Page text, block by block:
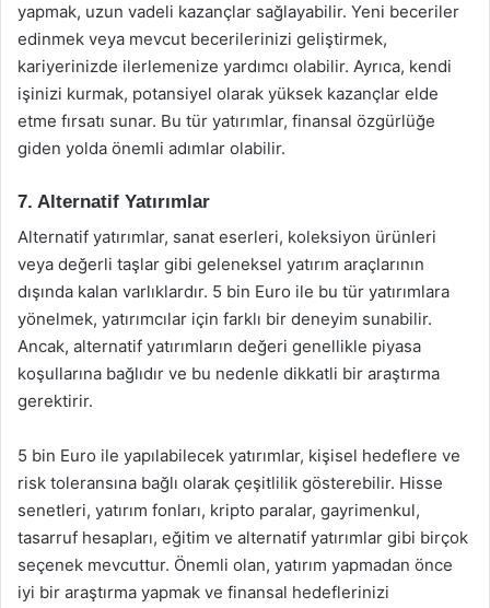
yapmak, uzun vadeli kazançlar sağlayabilir. Yeni beceriler
edinmek veya mevcut becerilerinizi geliştirmek,
kariyerinizde ilerlemenize yardımcı olabilir. Ayrıca, kendi
işinizi kurmak, potansiyel olarak yüksek kazançlar elde
etme fırsatı sunar. Bu tür yatırımlar, finansal özgürlüğe
giden yolda önemli adımlar olabilir.
7. Alternatif Yatırımlar
Alternatif yatırımlar, sanat eserleri, koleksiyon ürünleri
veya değerli taşlar gibi geleneksel yatırım araçlarının
dışında kalan varlıklardır. 5 bin Euro ile bu tür yatırımlara
yönelmek, yatırımcılar için farklı bir deneyim sunabilir.
Ancak, alternatif yatırımların değeri genellikle piyasa
koşullarına bağlıdır ve bu nedenle dikkatli bir araştırma
gerektirir.
5 bin Euro ile yapılabilecek yatırımlar, kişisel hedeflere ve
risk toleransına bağlı olarak çeşitlilik gösterebilir. Hisse
senetleri, yatırım fonları, kripto paralar, gayrimenkul,
tasarruf hesapları, eğitim ve alternatif yatırımlar gibi birçok
seçenek mevcuttur. Önemli olan, yatırım yapmadan önce
iyi bir araştırma yapmak ve finansal hedeflerinizi